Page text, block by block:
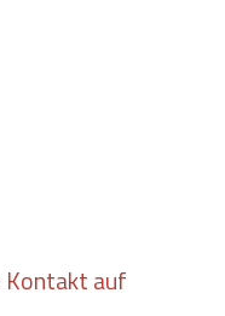
Kontakt auf